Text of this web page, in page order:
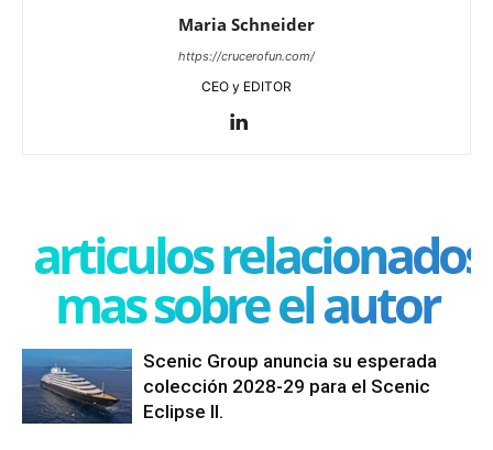
Maria Schneider
https://crucerofun.com/
CEO y EDITOR
articulos relacionados
mas sobre el autor
Scenic Group anuncia su esperada
colección 2028-29 para el Scenic
Eclipse II.